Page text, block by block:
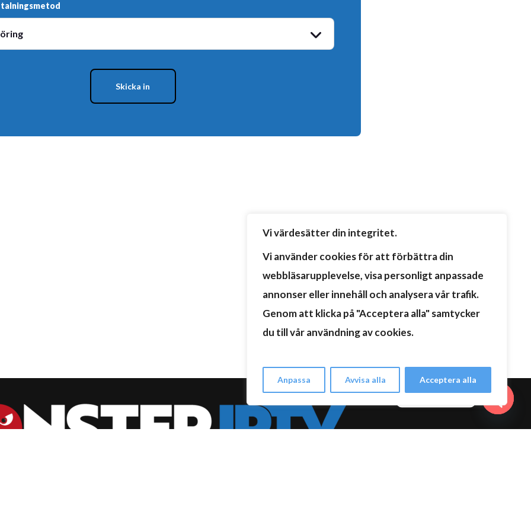
Vi värdesätter din integritet.
Vi använder cookies för att förbättra din
webbläsarupplevelse, visa personligt anpassade
annonser eller innehåll och analysera vår trafik.
Genom att klicka på "Acceptera alla" samtycker
du till vår användning av cookies.
Anpassa Avvisa alla Acceptera alla